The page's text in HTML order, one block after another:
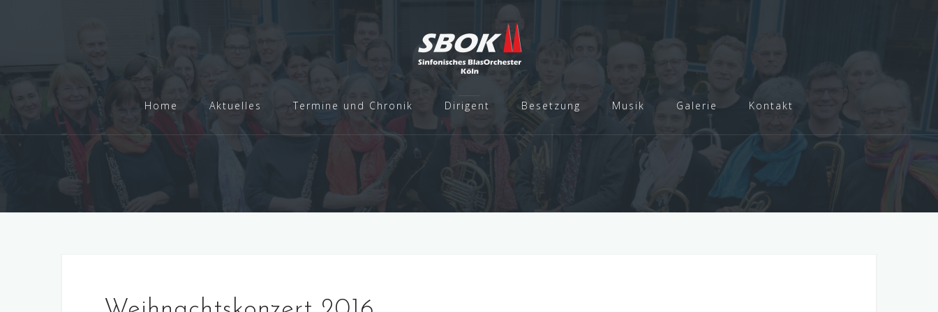
Home Aktuelles Termine und Chronik Dirigent Besetzung Musik Galerie Kontakt